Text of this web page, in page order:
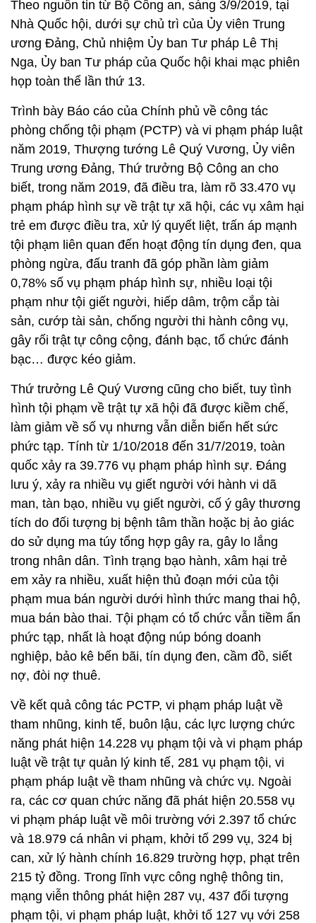
Theo nguồn tin từ Bộ Công an, sáng 3/9/2019, tại
Nhà Quốc hội, dưới sự chủ trì của Ủy viên Trung
ương Đảng, Chủ nhiệm Ủy ban Tư pháp Lê Thị
Nga, Ủy ban Tư pháp của Quốc hội khai mạc phiên
họp toàn thể lần thứ 13.
Trình bày Báo cáo của Chính phủ về công tác
phòng chống tội phạm (PCTP) và vi phạm pháp luật
năm 2019, Thượng tướng Lê Quý Vương, Ủy viên
Trung ương Đảng, Thứ trưởng Bộ Công an cho
biết, trong năm 2019, đã điều tra, làm rõ 33.470 vụ
phạm pháp hình sự về trật tự xã hội, các vụ xâm hại
trẻ em được điều tra, xử lý quyết liệt, trấn áp mạnh
tội phạm liên quan đến hoạt động tín dụng đen, qua
phòng ngừa, đấu tranh đã góp phần làm giảm
0,78% số vụ phạm pháp hình sự, nhiều loại tội
phạm như tội giết người, hiếp dâm, trộm cắp tài
sản, cướp tài sản, chống người thi hành công vụ,
gây rối trật tự công cộng, đánh bạc, tổ chức đánh
bạc… được kéo giảm.
Thứ trưởng Lê Quý Vương cũng cho biết, tuy tình
hình tội phạm về trật tự xã hội đã được kiềm chế,
làm giảm về số vụ nhưng vẫn diễn biến hết sức
phức tạp. Tính từ 1/10/2018 đến 31/7/2019, toàn
quốc xảy ra 39.776 vụ phạm pháp hình sự. Đáng
lưu ý, xảy ra nhiều vụ giết người với hành vi dã
man, tàn bạo, nhiều vụ giết người, cố ý gây thương
tích do đối tượng bị bệnh tâm thần hoặc bị ảo giác
do sử dụng ma túy tổng hợp gây ra, gây lo lắng
trong nhân dân. Tình trạng bạo hành, xâm hại trẻ
em xảy ra nhiều, xuất hiện thủ đoạn mới của tội
phạm mua bán người dưới hình thức mang thai hộ,
mua bán bào thai. Tội phạm có tổ chức vẫn tiềm ẩn
phức tạp, nhất là hoạt động núp bóng doanh
nghiệp, bảo kê bến bãi, tín dụng đen, cầm đồ, siết
nợ, đòi nợ thuê.
Về kết quả công tác PCTP, vi phạm pháp luật về
tham nhũng, kinh tế, buôn lậu, các lực lượng chức
năng phát hiện 14.228 vụ phạm tội và vi phạm pháp
luật về trật tự quản lý kinh tế, 281 vụ phạm tội, vi
phạm pháp luật về tham nhũng và chức vụ. Ngoài
ra, các cơ quan chức năng đã phát hiện 20.558 vụ
vi phạm pháp luật về môi trường với 2.397 tổ chức
và 18.979 cá nhân vi phạm, khởi tố 299 vụ, 324 bị
can, xử lý hành chính 16.829 trường hợp, phạt trên
215 tỷ đồng. Trong lĩnh vực công nghệ thông tin,
mạng viễn thông phát hiện 287 vụ, 437 đối tượng
phạm tội, vi phạm pháp luật, khởi tố 127 vụ với 258